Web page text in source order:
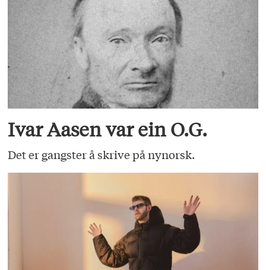
Ivar Aasen var ein O.G.
Det er gangster å skrive på nynorsk.